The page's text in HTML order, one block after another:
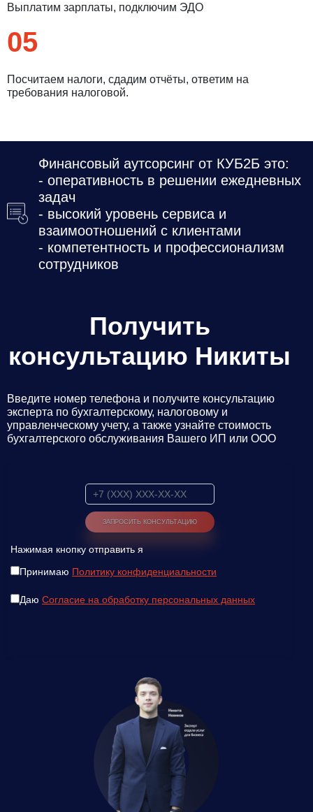
Выплатим зарплаты, подключим ЭДО
05
Посчитаем налоги, сдадим отчёты, ответим на
требования налоговой.
Финансовый аутсорсинг от КУБ2Б это:
- оперативность в решении ежедневных
задач
- высокий уровень сервиса и
взаимоотношений с клиентами
- компетентность и профессионализм
сотрудников
Получить
консультацию Никиты
Введите номер телефона и получите консультацию
эксперта по бухгалтерскому, налоговому и
управленческому учету, а также узнайте стоимость
бухгалтерского обслуживания Вашего ИП или ООО
Нажимая кнопку отправить я
Принимаю Политику конфиденциальности
Даю Согласие на обработку персональных данных
Введите ваш номер телефона и мы вам
Нажимая кнопку отправить я
Политику конфиденциальности